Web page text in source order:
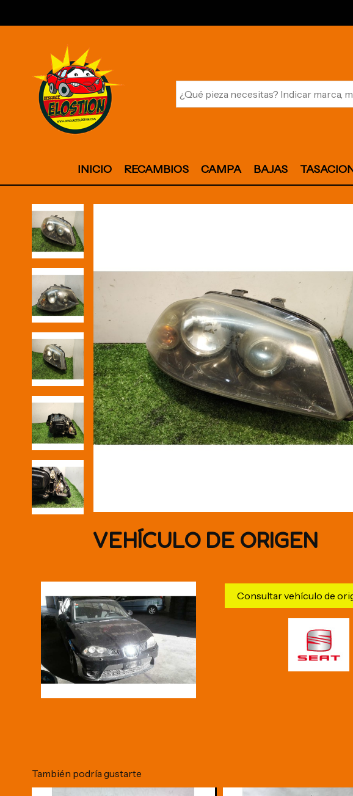
INICIO RECAMBIOS CAMPA BAJAS
VEHÍCULO DE ORIGEN
Consultar vehículo de
También podría gustarte